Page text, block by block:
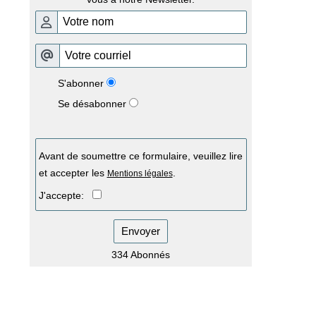
S'abonner
Se désabonner
Avant de soumettre ce formulaire, veuillez lire
et accepter les Mentions légales.
J'accepte:
Envoyer
334 Abonnés